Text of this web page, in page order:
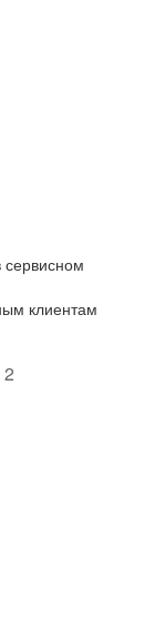
клиентам